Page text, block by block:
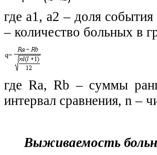
где a1, а2 – доля
– количество больных в
где Ra, Rb – суммы
интервал сравнения, n –
Выживаемость